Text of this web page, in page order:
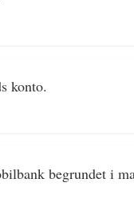
konto.
begrundet i